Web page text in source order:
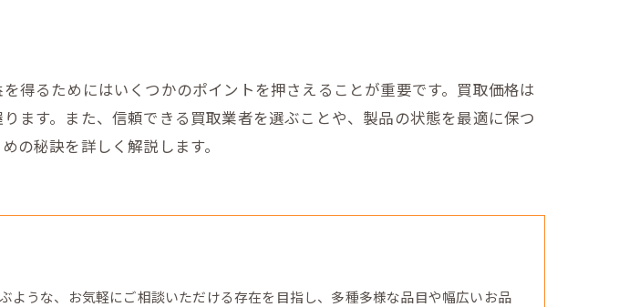
得るためにはいくつかのポイントを押さえることが重要です。買取価格は
ます。また、信頼できる買取業者を選ぶことや、製品の状態を最適に保つ
の秘訣を詳しく解説します。
ような、お気軽にご相談いただける存在を目指し、多種多様な品目や幅広いお品